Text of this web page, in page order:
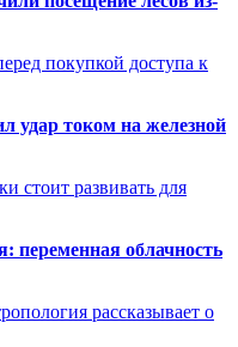
покупкой доступа к
удар током на железной
стоит развивать для
переменная облачность
рассказывает о